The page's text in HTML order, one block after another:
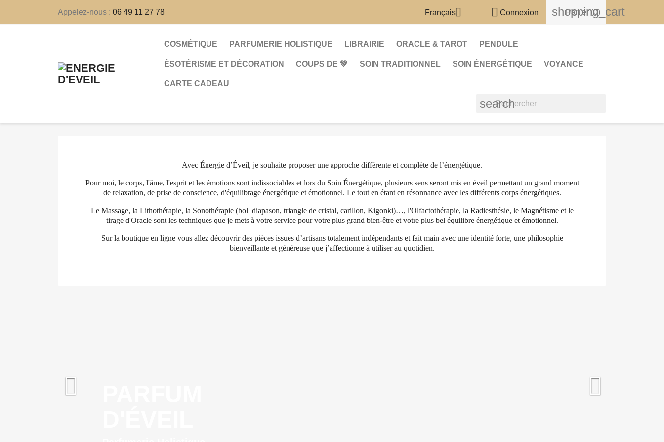
Appelez-nous : 06 49 11 27 78 Français  Connexion shopping_cart
Panier (0)
COSMÉTIQUE PARFUMERIE HOLISTIQUE LIBRAIRIE ORACLE & TAROT PENDULE
ÉSOTÉRISME ET DÉCORATION COUPS DE 💚 SOIN TRADITIONNEL SOIN ÉNERGÉTIQUE VOYANCE
CARTE CADEAU
search
Avec Énergie d’Éveil, je souhaite proposer une approche différente et complète de l’énergétique.
Pour moi, le corps, l'âme, l'esprit et les émotions sont indissociables et lors du Soin Énergétique, plusieurs sens seront mis en éveil permettant un grand moment
de relaxation, de prise de conscience, d'équilibrage énergétique et émotionnel. Le tout en étant en résonnance avec les différents corps énergétiques.
Le Massage, la Lithothérapie, la Sonothérapie (bol, diapason, triangle de cristal, carillon, Kigonki)…, l'Olfactothérapie, la Radiesthésie, le Magnétisme et le
tirage d'Oracle sont les techniques que je mets à votre service pour votre plus grand bien-être et votre plus bel équilibre énergétique et émotionnel.
Sur la boutique en ligne vous allez découvrir des pièces issues d’artisans totalement indépendants et fait main avec une identité forte, une philosophie
bienveillante et généreuse que j’affectionne à utiliser au quotidien.
 